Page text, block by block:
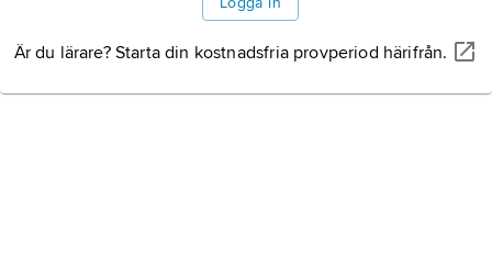
Är du lärare? Starta din kostnadsfria provperiod härifrån.